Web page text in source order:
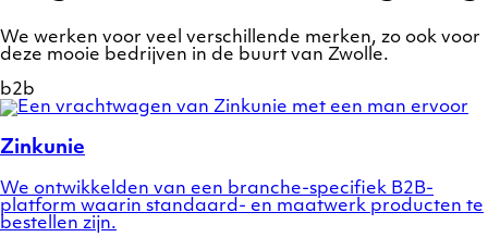
We werken voor veel verschillende merken, zo ook voor
deze mooie bedrijven in de buurt van Zwolle.
b2b
Show
preview
of
Zinkunie
Zinkunie
We ontwikkelden van een branche-specifiek B2B-
platform waarin standaard- en maatwerk producten te
bestellen zijn.